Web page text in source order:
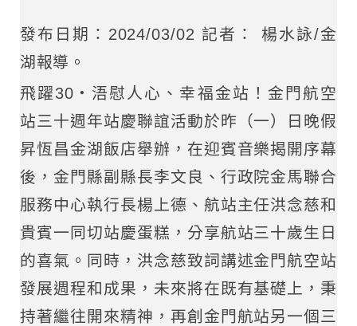
發布日期：2024/03/02 記者： 楊水詠/金
湖報導。
飛躍30‧浯慰人心、幸福金站！金門航空
站三十週年站慶聯誼活動於昨（一）日晚假
昇恆昌金湖飯店舉辦，在迎賓音樂揭開序幕
後，金門縣副縣長李文良、行政院金馬聯合
服務中心執行長楊上德、航站主任洪念慈和
貴賓一同切站慶蛋糕，分享航站三十歲生日
的喜氣。同時，洪念慈致詞講述金門航空站
發展週程和成果，未來將在既有基礎上，秉
持著繼往開來精神，再創金門航站另一個三